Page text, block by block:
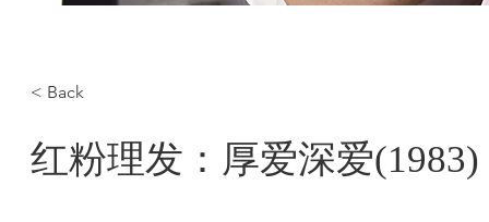
< Back
红粉理发：厚爱深爱(1983)